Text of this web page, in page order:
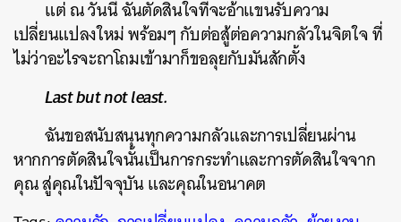
แต่ ณ วันนี้ ฉันตัดสินใจที่จะอ้าแขนรับความ
เปลี่ยนแปลงใหม่ พร้อมๆ กับต่อสู้ต่อความกลัวในจิตใจ ที่
ไม่ว่าอะไรจะถาโถมเข้ามาก็ขอลุยกับมันสักตั้ง
Last but not least.
ฉันขอสนับสนุนทุกความกลัวและการเปลี่ยนผ่าน
หากการตัดสินใจนั้นเป็นการกระทำและการตัดสินใจจาก
คุณ สู่คุณในปัจจุบัน และคุณในอนาคต